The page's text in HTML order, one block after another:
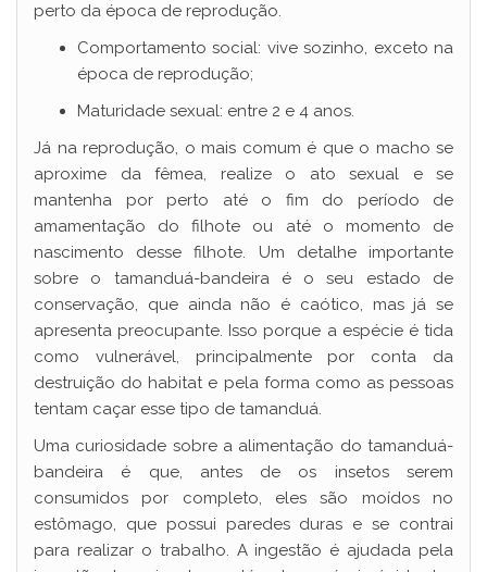
perto da época de reprodução.
Comportamento social: vive sozinho, exceto na
época de reprodução;
Maturidade sexual: entre 2 e 4 anos.
Já na reprodução, o mais comum é que o macho se
aproxime da fêmea, realize o ato sexual e se
mantenha por perto até o fim do período de
amamentação do filhote ou até o momento de
nascimento desse filhote. Um detalhe importante
sobre o tamanduá-bandeira é o seu estado de
conservação, que ainda não é caótico, mas já se
apresenta preocupante. Isso porque a espécie é tida
como vulnerável, principalmente por conta da
destruição do habitat e pela forma como as pessoas
tentam caçar esse tipo de tamanduá.
Uma curiosidade sobre a alimentação do tamanduá-
bandeira é que, antes de os insetos serem
consumidos por completo, eles são moídos no
estômago, que possui paredes duras e se contrai
para realizar o trabalho. A ingestão é ajudada pela